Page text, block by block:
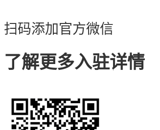
扫码添加官方微信
了解更多入驻详情